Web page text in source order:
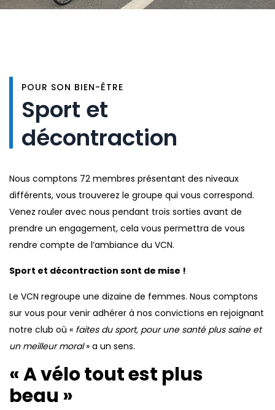
POUR SON BIEN-ÊTRE
Sport et
décontraction
Nous comptons 72 membres présentant des niveaux
différents, vous trouverez le groupe qui vous correspond.
Venez rouler avec nous pendant trois sorties avant de
prendre un engagement, cela vous permettra de vous
rendre compte de l’ambiance du VCN.
Sport et décontraction sont de mise !
Le VCN regroupe une dizaine de femmes. Nous comptons
sur vous pour venir adhérer à nos convictions en rejoignant
notre club où « faites du sport, pour une santé plus saine et
un meilleur moral» a un sens.
« A vélo tout est plus
beau »